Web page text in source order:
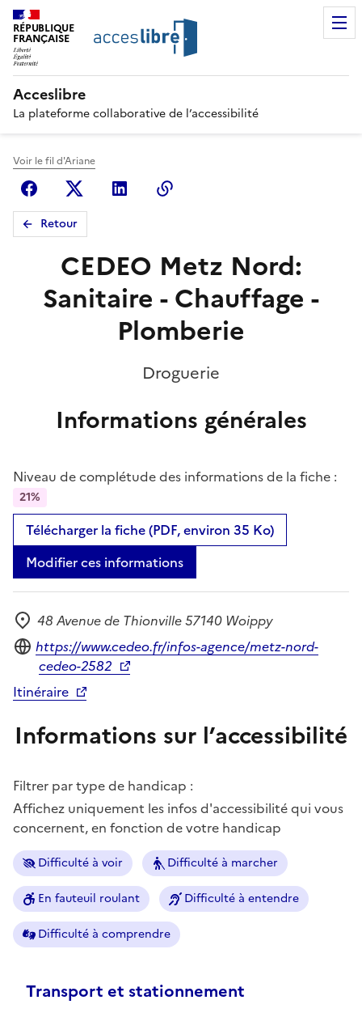
RÉPUBLIQUE
FRANÇAISE
Acceslibre
La plateforme collaborative de l’accessibilité
Voir le fil d'Ariane
FacebookX (anciennement Twitter)
Linkedin
Retour
CEDEO Metz Nord:
Sanitaire - Chauffage -
Plomberie
Droguerie
Informations générales
Niveau de complétude des informations de la fiche :
21%
Télécharger la fiche (PDF, environ 35 Ko)
Modifier ces informations
Adresse
48 Avenue de Thionville 57140 Woippy
Site internet
https://www.cedeo.fr/infos-agence/metz-nord-
cedeo-2582
Itinéraire
Informations sur l’accessibilité
Filtrer par type de handicap :
Affichez uniquement les infos d'accessibilité qui vous
concernent, en fonction de votre handicap
Difficulté à voir Difficulté à marcher
En fauteuil roulant Difficulté à entendre
Difficulté à comprendre
Transport et stationnement